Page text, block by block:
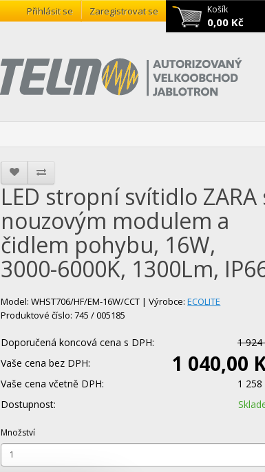
Košík
0,00 Kč
Přihlásit se Zaregistrovat se
LED stropní svítidlo ZARA
nouzovým modulem a
čidlem pohybu, 16W,
3000-6000K, 1300Lm,
Model: WHST706/HF/EM-16W/CCT | Výrobce:ECOLITE
Produktové číslo: 745 / 005185
Doporučená koncová cena s DPH:
1 924
Vaše cena bez DPH:
1 040,00
Vaše cena včetně DPH:
1 258
Dostupnost:
Množství